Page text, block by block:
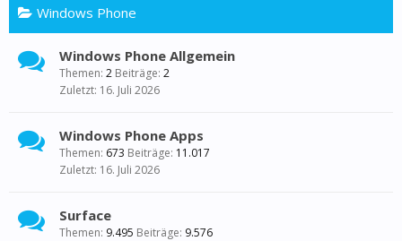
Windows Phone
Windows Phone Allgemein
Themen: 2 Beiträge: 2
16. Juli 2026
Windows Phone Apps
Themen: 673 Beiträge: 11.017
16. Juli 2026
Surface
Themen: 9.495 Beiträge: 9.576